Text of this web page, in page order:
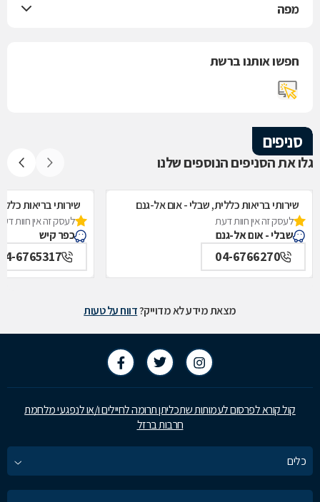
מפה
חפשו אותנו ברשת
סניפים
גלו את הסניפים הנוספים שלנו
שירותי בריאות כללית, שבלי - אום אל-גנם
לעסק זה אין חוות דעת
שבלי - אום אל-גנם
04-6766270
שירותי בריאות
לעסק זה אין חוות
כפר קיש
6765317
מצאת מידע לא מדוייק?דווח על טעות
קול קורא לפרסום לעמותות שתכליתן תרומה לחיילים ו/או לנפגעי מלחמת
חרבות ברזל
כלים